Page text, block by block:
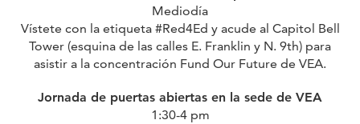
Mediodía
Vístete con la etiqueta #Red4Ed y acude al Capitol Bell
Tower (esquina de las calles E. Franklin y N. 9th) para
asistir a la concentración Fund Our Future de VEA.
Jornada de puertas abiertas en la sede de VEA
1:30-4 pm